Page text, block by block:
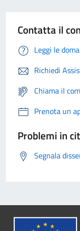
Contatta il
Leggi le
Richiedi
Chiama il
Prenota un
Problemi in
Segnala